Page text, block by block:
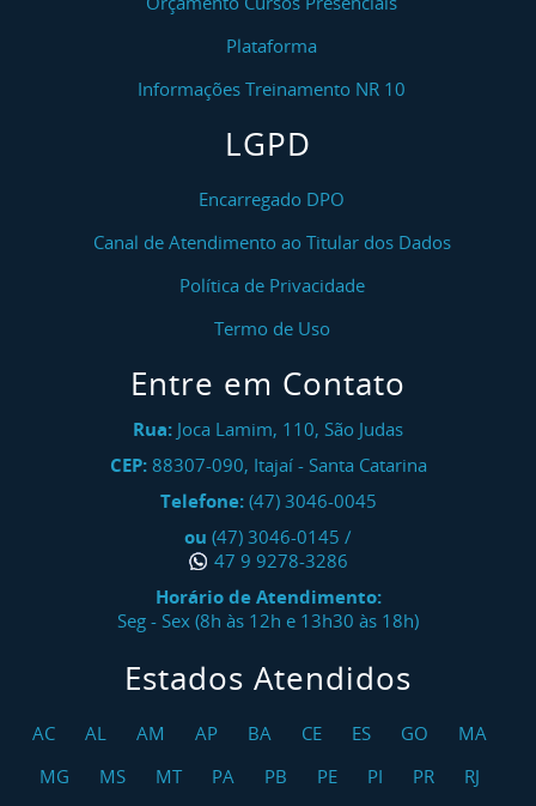
Plataforma
Informações Treinamento NR 10
LGPD
Encarregado DPO
Canal de Atendimento ao Titular dos Dados
Política de Privacidade
Termo de Uso
Entre em Contato
Rua: Joca Lamim, 110, São Judas
CEP: 88307-090, Itajaí- Santa Catarina
Telefone: (47) 3046-0045
ou (47) 3046-0145 /
47 9 9278-3286
Horário de Atendimento:
Seg - Sex (8h às 12h e 13h30 às 18h)
Estados Atendidos
AC AL AM AP BA CE ES GO
MA
MG
MS MT PA PB PE PI PR
RJ